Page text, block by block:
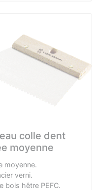
colle dent
moyenne
moyenne.
verni.
bois hêtre PEFC.